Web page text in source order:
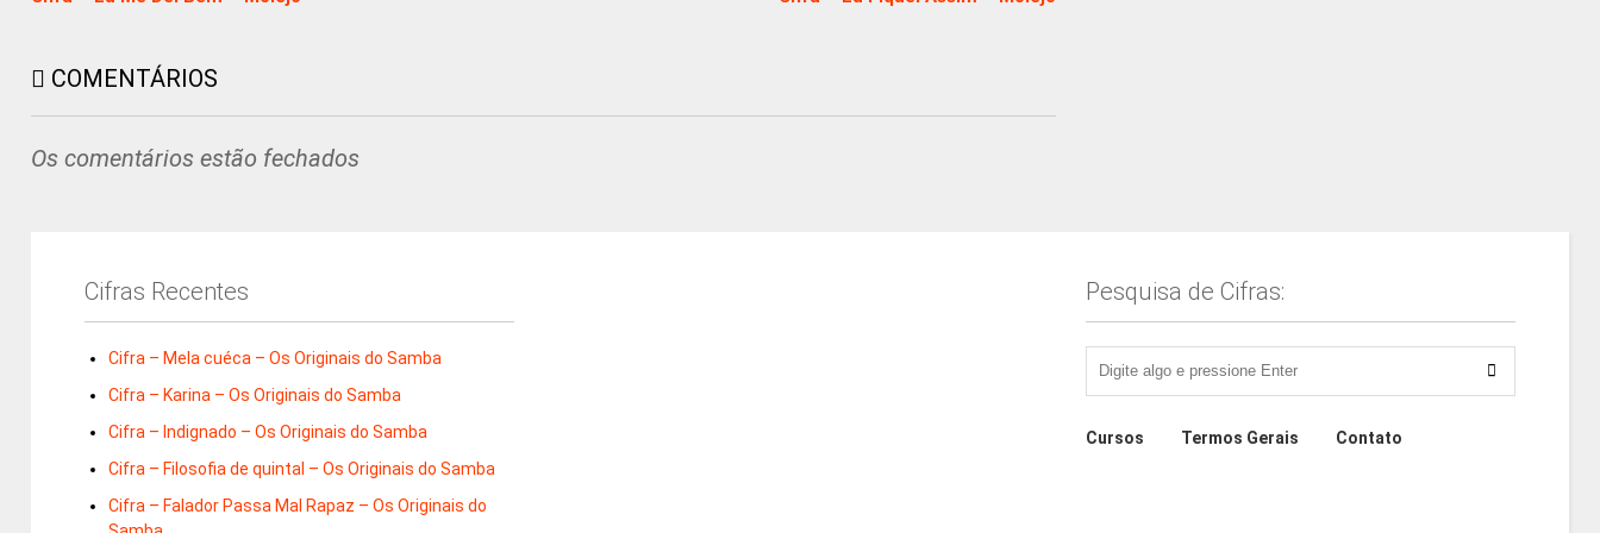
COMENTÁRIOS
Os comentários estão fechados
Cifras Recentes
Cifra – Mela cuéca – Os Originais do Samba
Cifra – Karina – Os Originais do Samba
Cifra – Indignado – Os Originais do Samba
Cifra – Filosofia de quintal – Os Originais do Samba
Cifra – Falador Passa Mal Rapaz – Os Originais do
Pesquisa de Cifras:
Cursos Termos Gerais Contato